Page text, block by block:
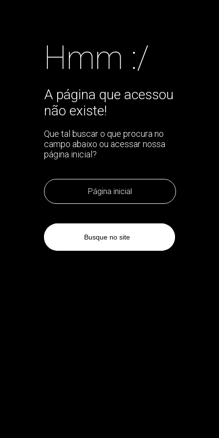
Hmm :/
A página que acessou
não existe!
Que tal buscar o que procura no
campo abaixo ou acessar nossa
página inicial?
Página inicial